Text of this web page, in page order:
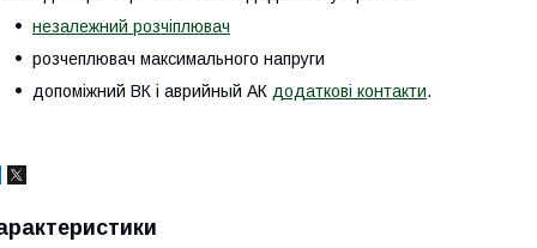
незалежний розчіплювач
розчеплювач максимального напруги
допоміжний ВК і аврийный АК додаткові контакти.